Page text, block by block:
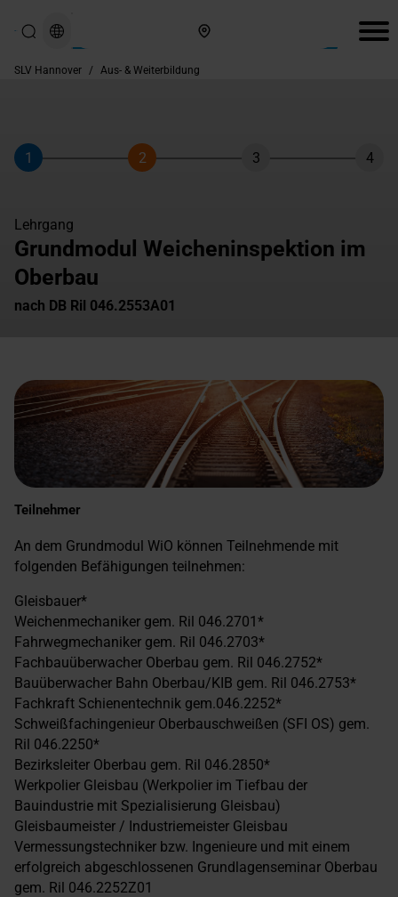
SLV Hannover / Aus- & Weiterbildung
Schritt
1
Schritt
2
Schritt
3 4
Lehrgang
Grundmodul Weicheninspektion im
Oberbau
nach DB Ril 046.2553A01
Teilnehmer
An dem Grundmodul WiO können Teilnehmende mit
folgenden Befähigungen teilnehmen:
Gleisbauer*
Weichenmechaniker gem. Ril 046.2701*
Fahrwegmechaniker gem. Ril 046.2703*
Fachbauüberwacher Oberbau gem. Ril 046.2752*
Bauüberwacher Bahn Oberbau/KIB gem. Ril 046.2753*
Fachkraft Schienentechnik gem.046.2252*
Schweißfachingenieur Oberbauschweißen (SFI OS) gem.
Ril 046.2250*
Bezirksleiter Oberbau gem. Ril 046.2850*
Werkpolier Gleisbau (Werkpolier im Tiefbau der
Bauindustrie mit Spezialisierung Gleisbau)
Gleisbaumeister / Industriemeister Gleisbau
Vermessungstechniker bzw. Ingenieure und mit einem
erfolgreich abgeschlossenen Grundlagenseminar Oberbau
gem. Ril 046.2252Z01